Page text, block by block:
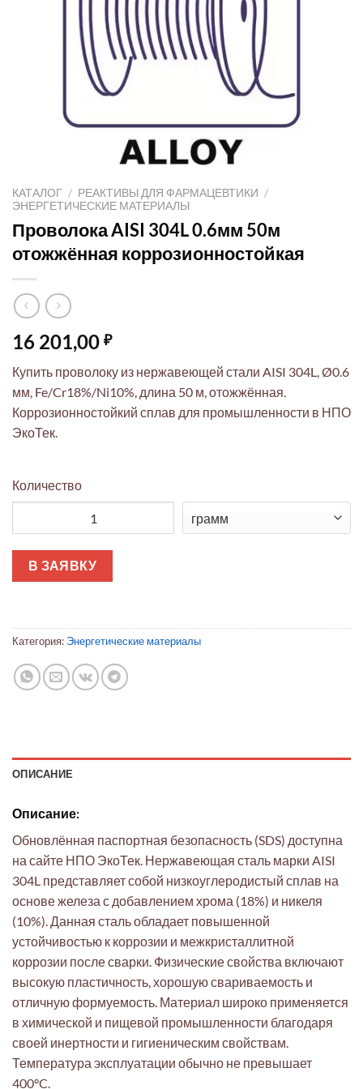
КАТАЛОГ / РЕАКТИВЫ ДЛЯ ФАРМАЦЕВТИКИ /
ЭНЕРГЕТИЧЕСКИЕ МАТЕРИАЛЫ
Проволока AISI 304L 0.6мм 50м
отожжённая коррозионностойкая
16 201,00 ₽
Купить проволоку из нержавеющей стали AISI 304L, Ø0.6
мм, Fe/Cr18%/Ni10%, длина 50 м, отожжённая.
Коррозионностойкий сплав для промышленности в НПО
ЭкоТек.
Количество
В ЗАЯВКУ
Категория: Энергетические материалы
ОПИСАНИЕ
Описание:
Обновлённая паспортная безопасность (SDS) доступна
на сайте НПО ЭкоТек. Нержавеющая сталь марки AISI
304L представляет собой низкоуглеродистый сплав на
основе железа с добавлением хрома (18%) и никеля
(10%). Данная сталь обладает повышенной
устойчивостью к коррозии и межкристаллитной
коррозии после сварки. Физические свойства включают
высокую пластичность, хорошую свариваемость и
отличную формуемость. Материал широко применяется
в химической и пищевой промышленности благодаря
своей инертности и гигиеническим свойствам.
Температура эксплуатации обычно не превышает
400°C.